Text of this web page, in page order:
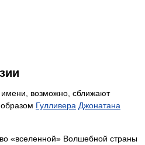
имени, возможно, сближают
образом Гулливера Джонатана
«вселенной» Волшебной страны